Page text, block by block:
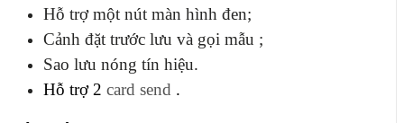
Hỗ trợ một nút màn hình đen;
Cảnh đặt trước lưu và gọi mẫu ;
Sao lưu nóng tín hiệu.
Hỗ trợ 2 card send .